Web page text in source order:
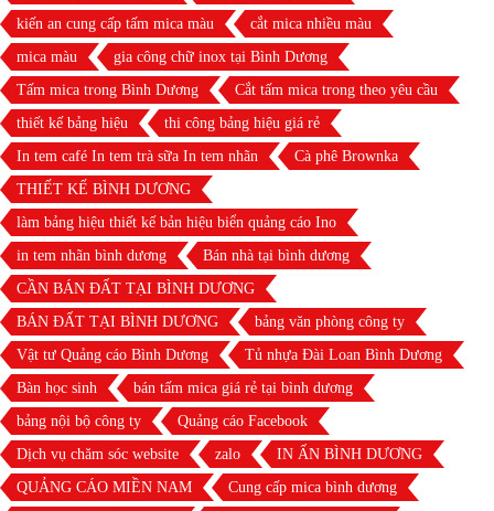
kiến an cung cấp tấm mica màu
cắt mica nhiều màu
mica màu
gia công chữ inox tại Bình Dương
Tấm mica trong Bình Dương
Cắt tấm mica trong theo yêu cầu
thiết kế bảng hiệu
thi công bảng hiệu giá rẻ
In tem café In tem trà sữa In tem nhãn
Cà phê Brownka
THIẾT KẾ BÌNH DƯƠNG
làm bảng hiệu thiết kế bản hiệu biển quảng cáo Ino
in tem nhãn bình dương
Bán nhà tại bình dương
CẦN BÁN ĐẤT TẠI BÌNH DƯƠNG
BÁN ĐẤT TẠI BÌNH DƯƠNG
bảng văn phòng công ty
Vật tư Quảng cáo Bình Dương
Tủ nhựa Đài Loan Bình Dương
Bàn học sinh
bán tấm mica giá rẻ tại bình dương
bảng nội bộ công ty
Quảng cáo Facebook
Dịch vụ chăm sóc website
zalo
IN ẤN BÌNH DƯƠNG
QUẢNG CÁO MIỀN NAM
Cung cấp mica bình dương